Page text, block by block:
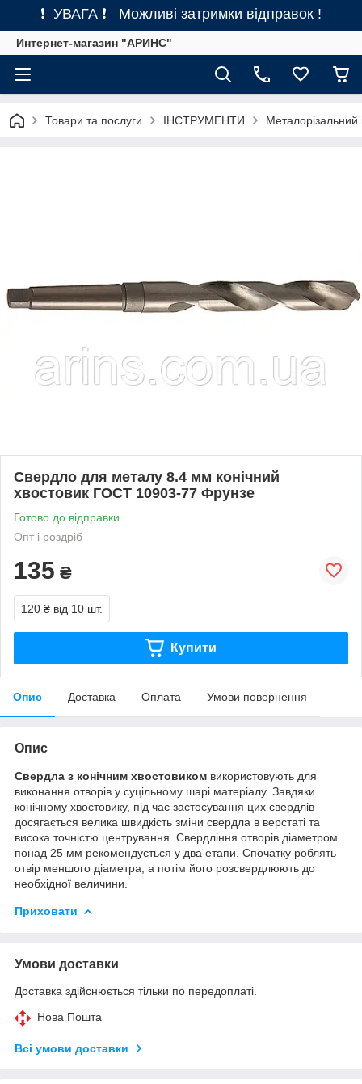
❗ УВАГА ❗ Можливі затримки відправок !
Интернет-магазин "АРИНС"
Товари та послуги ІНСТРУМЕНТИ Металорізальний
Свердло для металу 8.4 мм конічний
хвостовик ГОСТ 10903-77 Фрунзе
Готово до відправки
Опт і роздріб
135 ₴
120 ₴ від 10 шт.
Купити
Опис Доставка Оплата Умови повернення
Опис
Свердла з конічним хвостовиком використовують для
виконання отворів у суцільному шарі матеріалу. Завдяки
конічному хвостовику, під час застосування цих свердлів
досягається велика швидкість зміни свердла в верстаті та
висока точністю центрування. Свердління отворів діаметром
понад 25 мм рекомендується у два етапи. Спочатку роблять
отвір меншого діаметра, а потім його розсвердлюють до
необхідної величини.
Приховати
Умови доставки
Доставка здійснюється тільки по передоплаті.
Нова Пошта
Всі умови доставки